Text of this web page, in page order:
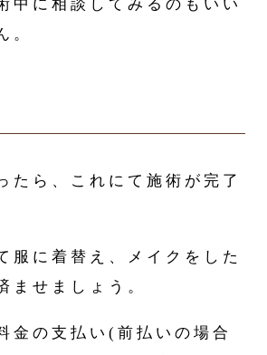
中に相談してみるのもいい
。
たら、これにて施術が完了
服に着替え、メイクをした
ませましょう。
金の支払い(前払いの場合